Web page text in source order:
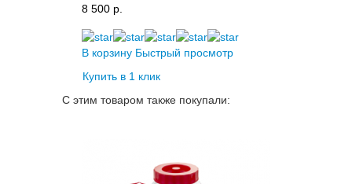
8 500 p.
В корзину Быстрый просмотр
Купить в 1 клик
С этим товаром также покупали: